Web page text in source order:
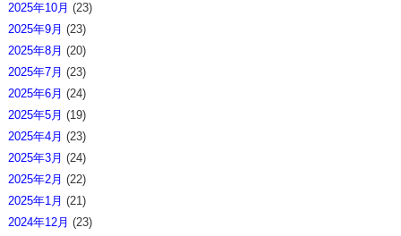
2025年10月 (23)
2025年9月 (23)
2025年8月 (20)
2025年7月 (23)
2025年6月 (24)
2025年5月 (19)
2025年4月 (23)
2025年3月 (24)
2025年2月 (22)
2025年1月 (21)
2024年12月 (23)